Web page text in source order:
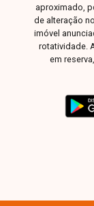
aproximado,
de alteração
imóvel
rotatividade.
em